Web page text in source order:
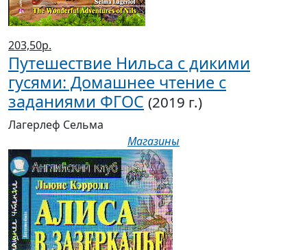
203,50р.
Путешествие Нильса с дикими
гусями: Домашнее чтение с
заданиями ФГОС (2019 г.)
Лагерлеф Сельма
Магазины